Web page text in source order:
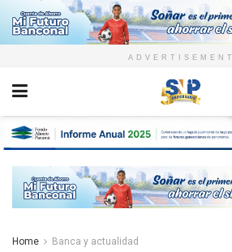
ADVERTISEMENT
Home Banca y actualidad